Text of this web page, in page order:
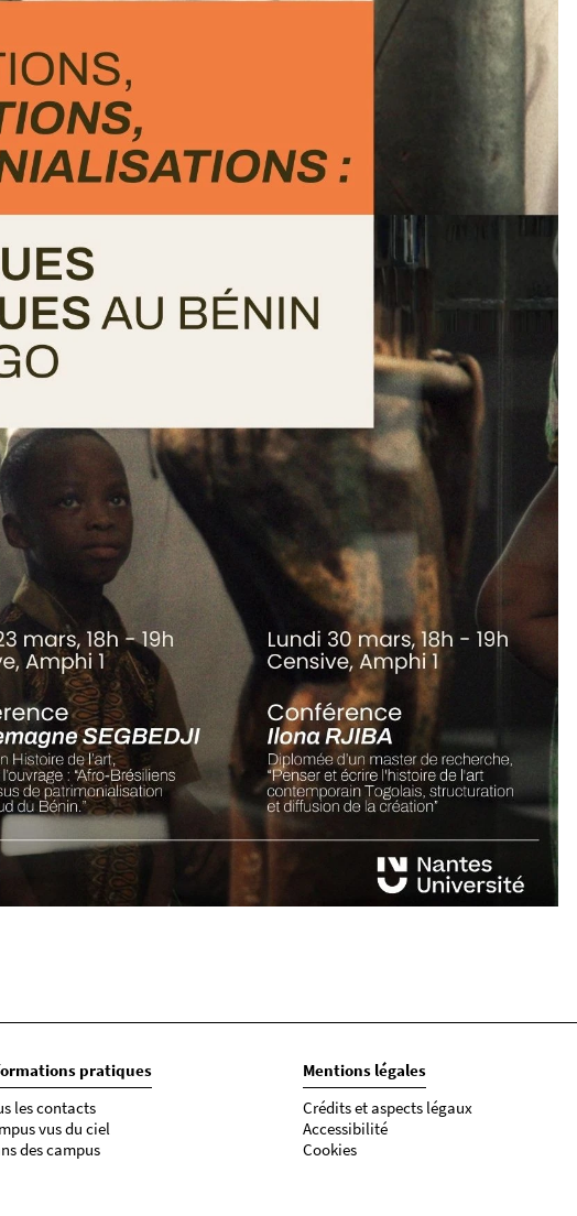
pratiques
les contacts
vus du ciel
des campus
Mentions légales
Crédits et aspects légaux
Accessibilité
Cookies